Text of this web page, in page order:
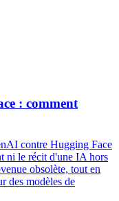
: comment
contre Hugging Face
ni le récit d'une IA hors
obsolète, tout en
des modèles de